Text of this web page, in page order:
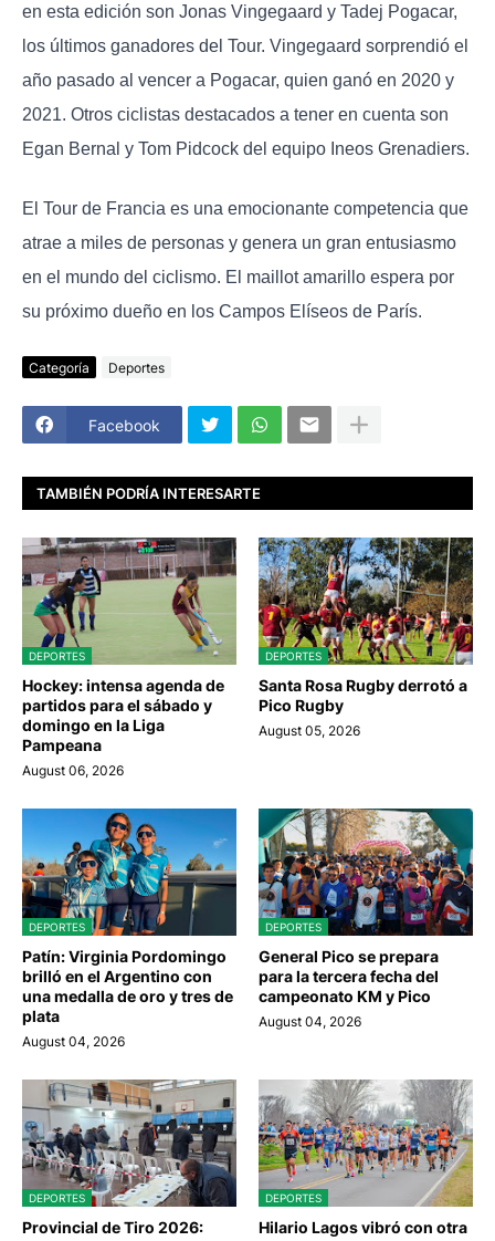
en esta edición son Jonas Vingegaard y Tadej Pogacar,
los últimos ganadores del Tour. Vingegaard sorprendió el
año pasado al vencer a Pogacar, quien ganó en 2020 y
2021. Otros ciclistas destacados a tener en cuenta son
Egan Bernal y Tom Pidcock del equipo Ineos Grenadiers.
El Tour de Francia es una emocionante competencia que
atrae a miles de personas y genera un gran entusiasmo
en el mundo del ciclismo. El maillot amarillo espera por
su próximo dueño en los Campos Elíseos de París.
Categoría Deportes
Facebook
TAMBIÉN PODRÍA INTERESARTE
DEPORTES
Hockey: intensa agenda de
partidos para el sábado y
domingo en la Liga
Pampeana
August 06, 2026
DEPORTES
Santa Rosa Rugby derrotó a
Pico Rugby
August 05, 2026
DEPORTES
Patín: Virginia Pordomingo
brilló en el Argentino con
una medalla de oro y tres de
plata
August 04, 2026
DEPORTES
General Pico se prepara
para la tercera fecha del
campeonato KM y Pico
August 04, 2026
DEPORTES
Provincial de Tiro 2026:
DEPORTES
Hilario Lagos vibró con otra